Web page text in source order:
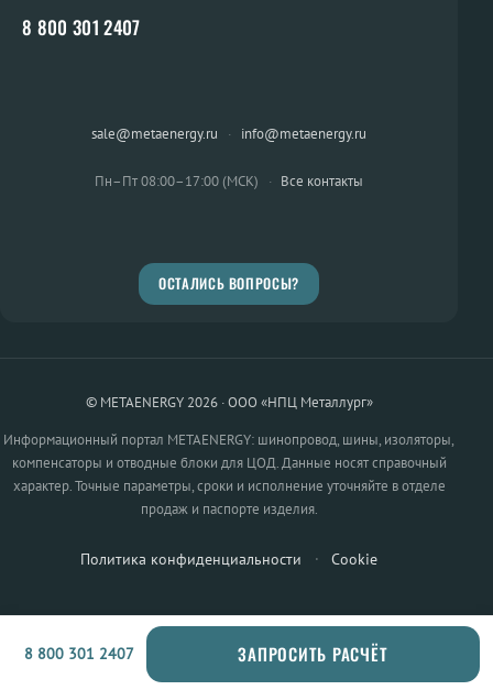
8 800 301 2407
sale@metaenergy.ru · info@metaenergy.ru
Пн–Пт 08:00–17:00 (МСК) · Все контакты
ОСТАЛИСЬ ВОПРОСЫ?
© METAENERGY 2026 · ООО «НПЦ Металлург»
Информационный портал METAENERGY: шинопровод, шины, изоляторы,
компенсаторы и отводные блоки для ЦОД. Данные носят справочный
характер. Точные параметры, сроки и исполнение уточняйте в отделе
продаж и паспорте изделия.
Политика конфиденциальности · Cookie
8 800 301 2407 ЗАПРОСИТЬ РАСЧЁТ